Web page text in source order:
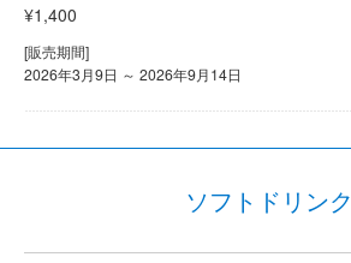
¥1,400
[販売期間]
2026年3月9日 ～ 2026年9月14日
ソフトドリンク